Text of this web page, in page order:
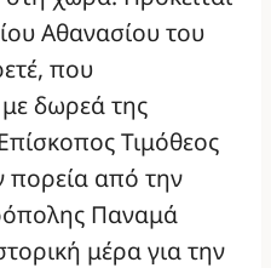
Αθανασίου του
που
δωρεά της
Τιμόθεος
πορεία από την
Παναμά
μέρα για την